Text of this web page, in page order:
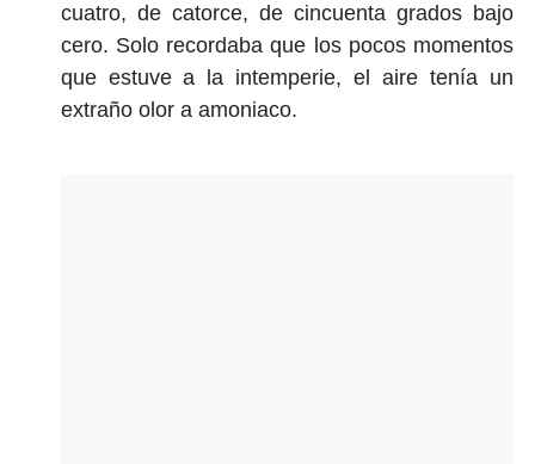
cuatro, de catorce, de cincuenta grados bajo
cero. Solo recordaba que los pocos momentos
que estuve a la intemperie, el aire tenía un
extraño olor a amoniaco.